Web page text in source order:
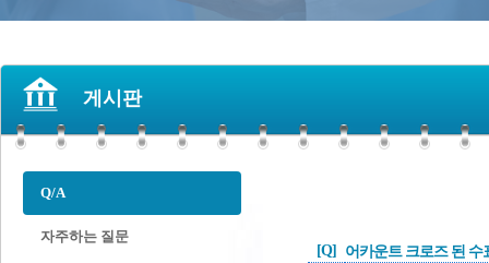
게시판
Q/A
자주하는 질문
[Q] 어카운트 크로즈 된 수